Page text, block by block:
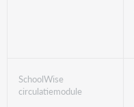
SchoolWise
circulatiemodule